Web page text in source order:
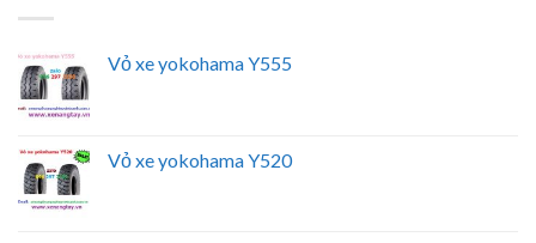
Vỏ xe yokohama Y555
Vỏ xe yokohama Y520